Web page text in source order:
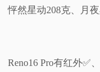
怦然星动208克、月
Reno16 Pro有红外✅️